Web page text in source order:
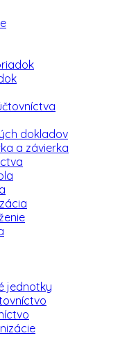
dokladov
a závierka
jednotky